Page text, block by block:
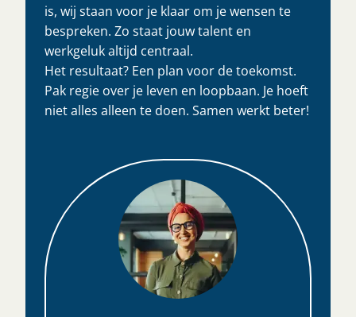
is, wij staan voor je klaar om je wensen te
bespreken. Zo staat jouw talent en
werkgeluk altijd centraal.
Het resultaat? Een plan voor de toekomst.
Pak regie over je leven en loopbaan. Je hoeft
niet alles alleen te doen. Samen werkt beter!​